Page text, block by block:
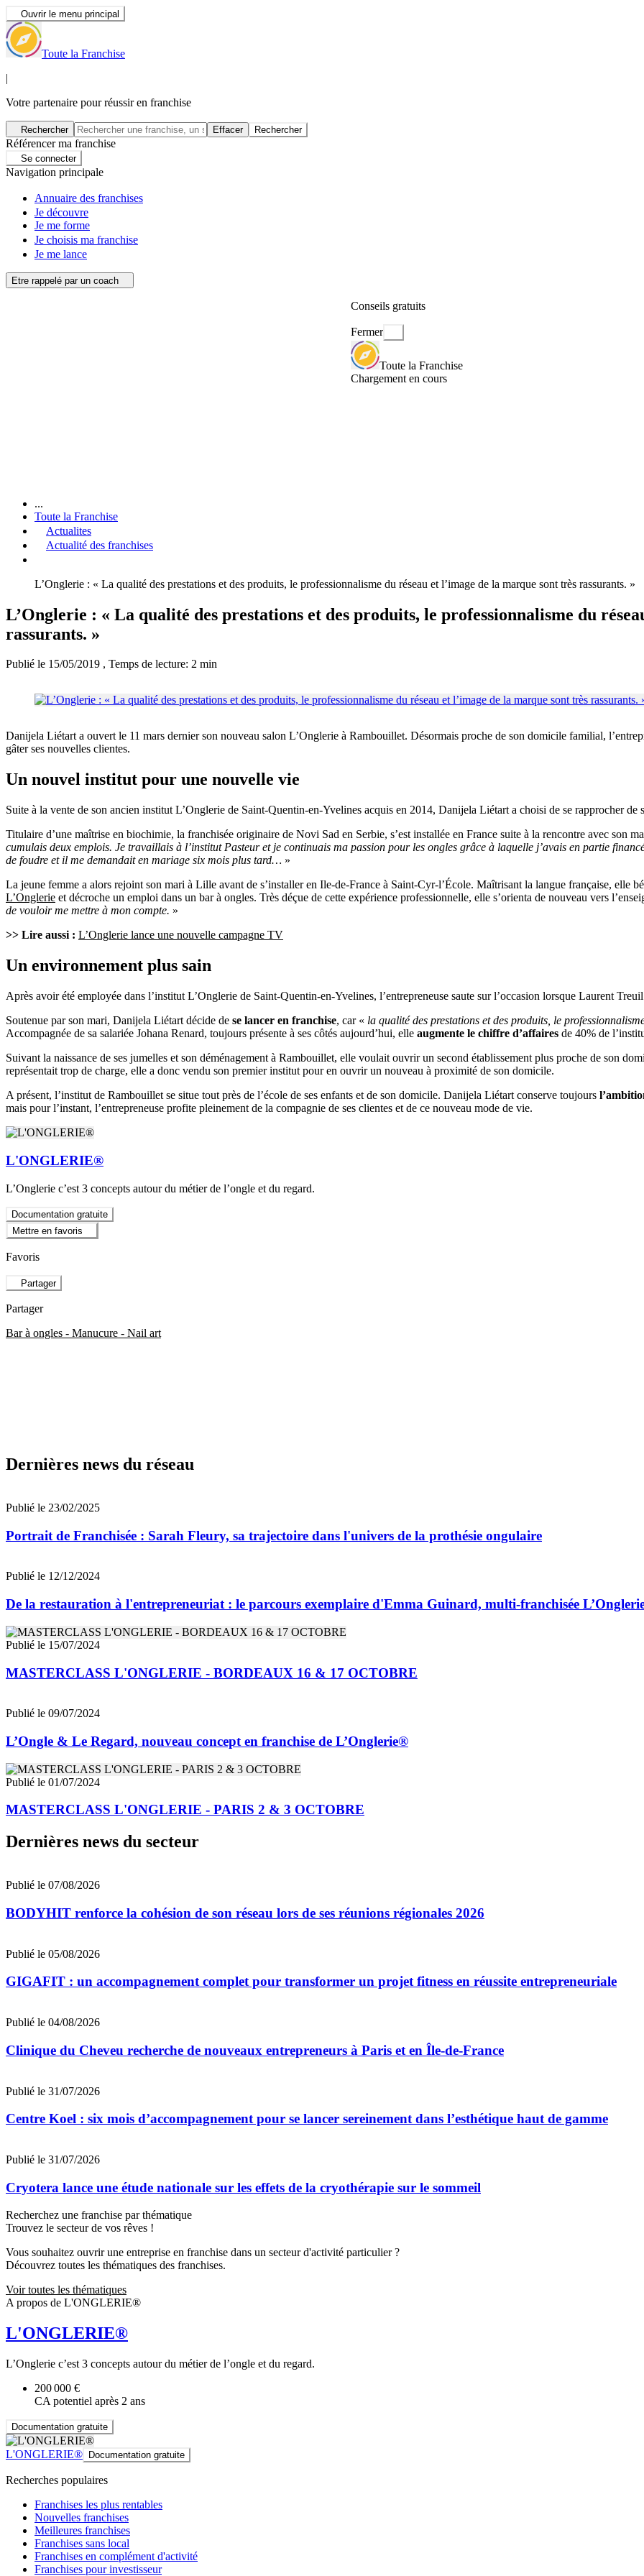
Ouvrir le menu principal
Toute la Franchise
|
Votre partenaire pour réussir en franchise
Rechercher Effacer Rechercher
Référencer ma franchise
Se connecter
Navigation principale
Annuaire des franchises
Je découvre
Je me forme
Je choisis ma franchise
Je me lance
Etre rappelé par un coach
Conseils gratuits
Fermer
Toute la Franchise
Chargement en cours
...
Toute la Franchise
Actualites
Actualité des franchises
L’Onglerie : « La qualité des prestations et des produits, le professionnalisme du réseau et l’image de la marque sont très rassurants. »
L’Onglerie : « La qualité des prestations et des produits, le professionnalisme du
rassurants. »
Publié le 15/05/2019 , Temps de lecture: 2 min
Danijela Liétart a ouvert le 11 mars dernier son nouveau salon L’Onglerie à Rambouillet. Désormais proche de son domicile familial,
gâter ses nouvelles clientes.
Un nouvel institut pour une nouvelle vie
Suite à la vente de son ancien institut L’Onglerie de Saint-Quentin-en-Yvelines acquis en 2014, Danijela Liétart a choisi de se rapprocher de
Titulaire d’une maîtrise en biochimie, la franchisée originaire de Novi Sad en Serbie, s’est installée en France suite à la rencontre avec son
cumulais deux emplois. Je travaillais à l’institut Pasteur et je continuais ma passion pour les ongles grâce à laquelle j’avais en partie
de foudre et il me demandait en mariage six mois plus tard… »
La jeune femme a alors rejoint son mari à Lille avant de s’installer en Ile-de-France à Saint-Cyr-l’École. Maîtrisant la langue française, elle
L’Onglerie et décroche un emploi dans un bar à ongles. Très déçue de cette expérience professionnelle, elle s’orienta de nouveau vers
de vouloir me mettre à mon compte. »
>> Lire aussi : L’Onglerie lance une nouvelle campagne TV
Un environnement plus sain
Après avoir été employée dans l’institut L’Onglerie de Saint-Quentin-en-Yvelines, l’entrepreneuse saute sur l’occasion lorsque Laurent
Soutenue par son mari, Danijela Liétart décide de se lancer en franchise, car « la qualité des prestations et des produits, le
Accompagnée de sa salariée Johana Renard, toujours présente à ses côtés aujourd’hui, elle augmente le chiffre d’affaires de 40% de
Suivant la naissance de ses jumelles et son déménagement à Rambouillet, elle voulait ouvrir un second établissement plus proche de son
représentait trop de charge, elle a donc vendu son premier institut pour en ouvrir un nouveau à proximité de son domicile.
A présent, l’institut de Rambouillet se situe tout près de l’école de ses enfants et de son domicile. Danijela Liétart conserve toujours
mais pour l’instant, l’entrepreneuse profite pleinement de la compagnie de ses clientes et de ce nouveau mode de vie.
L'ONGLERIE®
L’Onglerie c’est 3 concepts autour du métier de l’ongle et du regard.
Documentation gratuite
Mettre en favoris
Favoris
Partager
Partager
Bar à ongles - Manucure - Nail art
Dernières news du réseau
Publié le 23/02/2025
Portrait de Franchisée : Sarah Fleury, sa trajectoire dans l'univers de la prothésie ongulaire
Publié le 12/12/2024
De la restauration à l'entrepreneuriat : le parcours exemplaire d'Emma Guinard, multi-franchisée
Publié le 15/07/2024
MASTERCLASS L'ONGLERIE - BORDEAUX 16 & 17 OCTOBRE
Publié le 09/07/2024
L’Ongle & Le Regard, nouveau concept en franchise de L’Onglerie®
Publié le 01/07/2024
MASTERCLASS L'ONGLERIE - PARIS 2 & 3 OCTOBRE
Dernières news du secteur
Publié le 07/08/2026
BODYHIT renforce la cohésion de son réseau lors de ses réunions régionales 2026
Publié le 05/08/2026
GIGAFIT : un accompagnement complet pour transformer un projet fitness en réussite entrepreneuriale
Publié le 04/08/2026
Clinique du Cheveu recherche de nouveaux entrepreneurs à Paris et en Île-de-France
Publié le 31/07/2026
Centre Koel : six mois d’accompagnement pour se lancer sereinement dans l’esthétique haut de gamme
Publié le 31/07/2026
Cryotera lance une étude nationale sur les effets de la cryothérapie sur le sommeil
Recherchez une franchise par thématique
Trouvez le secteur de vos rêves !
Vous souhaitez ouvrir une entreprise en franchise dans un secteur d'activité particulier ?
Découvrez toutes les thématiques des franchises.
Voir toutes les thématiques
A propos de L'ONGLERIE®
L'ONGLERIE®
L’Onglerie c’est 3 concepts autour du métier de l’ongle et du regard.
200 000 €
CA potentiel après 2 ans
Documentation gratuite
L'ONGLERIE® Documentation gratuite
Recherches populaires
Franchises les plus rentables
Nouvelles franchises
Meilleures franchises
Franchises sans local
Franchises en complément d'activité
Franchises pour investisseur